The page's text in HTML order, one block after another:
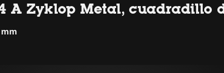
A Zyklop Metal, cuadradillo
mm